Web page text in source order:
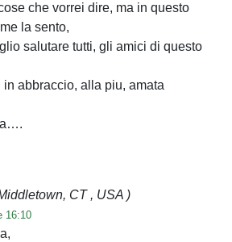
che vorrei dire, ma in questo
la sento,
salutare tutti, gli amici di questo
in abbraccio, alla piu, amata
CT , USA )
16:10